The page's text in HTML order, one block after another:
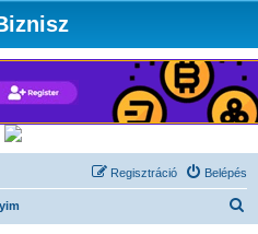
Belépés
Regisztráció